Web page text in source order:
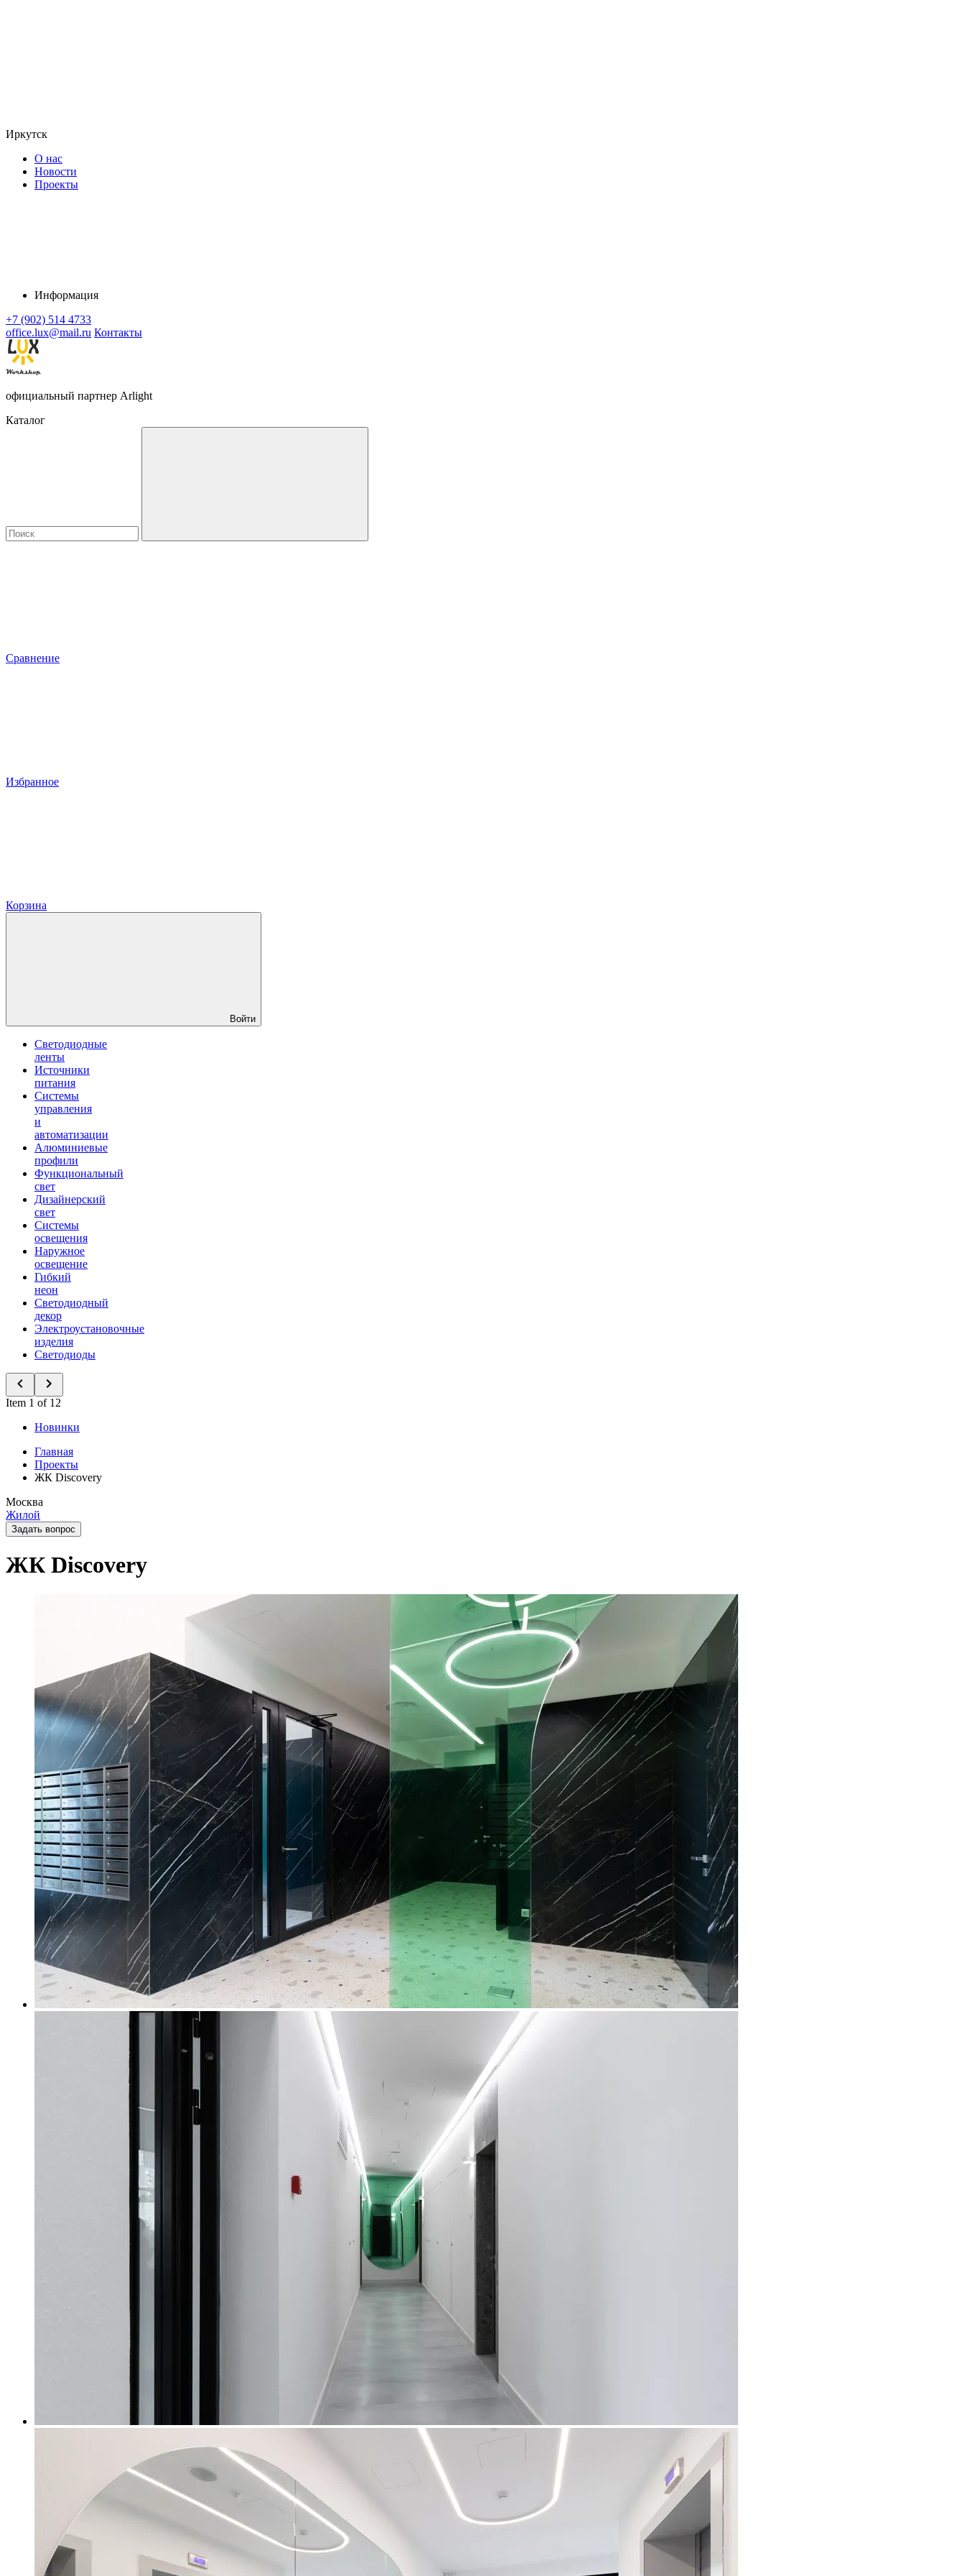
Иркутск
О нас
Новости
Проекты
Информация
+7 (902) 514 4733
office.lux@mail.ru Контакты
официальный партнер Arlight
Каталог
Сравнение
Избранное
Корзина
Войти
Светодиодные
ленты
Источники
питания
Системы
управления
и
автоматизации
Алюминиевые
профили
Функциональный
свет
Дизайнерский
свет
Системы
освещения
Наружное
освещение
Гибкий
неон
Светодиодный
декор
Электроустановочные
изделия
Светодиоды
Item 1 of 12
Новинки
Главная
Проекты
ЖК Discovery
Москва
Жилой
Задать вопрос
ЖК Discovery